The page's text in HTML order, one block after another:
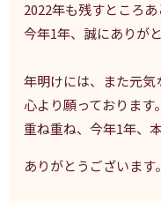
2022年も残すところあ
今年1年、誠にありが
年明けには、また元
心より願っております。
重ね重ね、今年1年、
ありがとうございます。